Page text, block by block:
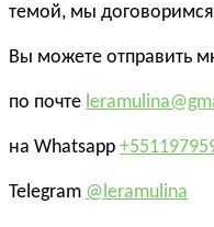
темой, мы
Вы можете отправить
по почте
на Whatsapp
Telegram @leramulina